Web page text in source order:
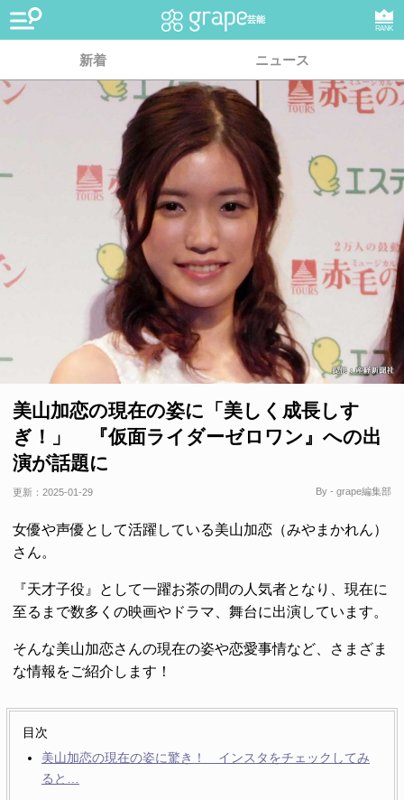
芸能
RANK
新着 ニュース
美山加恋の現在の姿に「美しく成長しす
ぎ！」 『仮面ライダーゼロワン』への出
演が話題に
更新： 2025-01-29 By - grape編集部
女優や声優として活躍している美山加恋（みやまかれん）
さん。
『天才子役』として一躍お茶の間の人気者となり、現在に
至るまで数多くの映画やドラマ、舞台に出演しています。
そんな美山加恋さんの現在の姿や恋愛事情など、さまざま
な情報をご紹介します！
目次
美山加恋の現在の姿に驚き！ インスタをチェックしてみ
ると…